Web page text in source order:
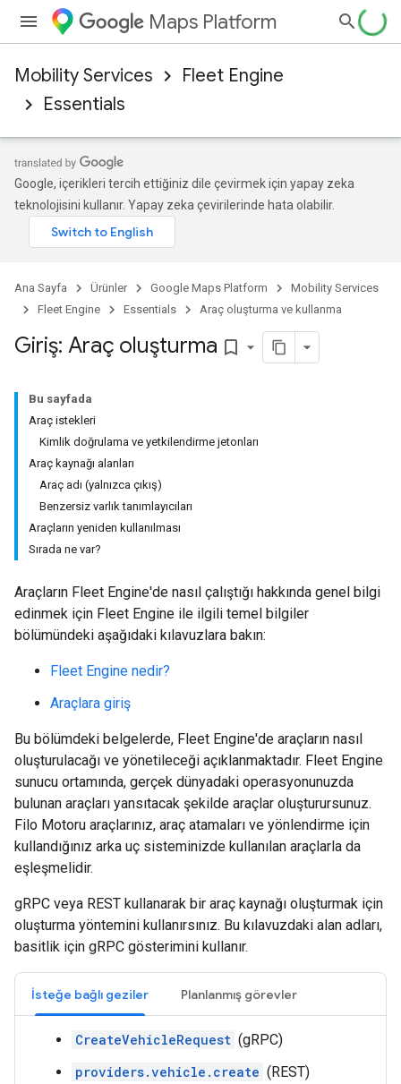
Maps Platform
Mobility Services
Fleet Engine
Essentials
Google, içerikleri tercih ettiğiniz dile çevirmek için yapay zeka
teknolojisini kullanır. Yapay zeka çevirilerinde hata olabilir.
Ana Sayfa Ürünler Google Maps Platform
Mobility Services
Fleet Engine
Essentials Araç oluşturma ve kullanma
Giriş: Araç oluşturma bookmark_border
Bu sayfada
Araç istekleri
Kimlik doğrulama ve yetkilendirme jetonları
Araç kaynağı alanları
Araç adı (yalnızca çıkış)
Benzersiz varlık tanımlayıcıları
Araçların yeniden kullanılması
Sırada ne var?
Araçların Fleet Engine'de nasıl çalıştığı hakkında genel bilgi
edinmek için Fleet Engine ile ilgili temel bilgiler
bölümündeki aşağıdaki kılavuzlara bakın:
Fleet Engine nedir?
Araçlara giriş
Bu bölümdeki belgelerde, Fleet Engine'de araçların nasıl
oluşturulacağı ve yönetileceği açıklanmaktadır. Fleet Engine
sunucu ortamında, gerçek dünyadaki operasyonunuzda
bulunan araçları yansıtacak şekilde araçlar oluşturursunuz.
Filo Motoru araçlarınız, araç atamaları ve yönlendirme için
kullandığınız arka uç sisteminizde kullanılan araçlarla da
eşleşmelidir.
gRPC veya REST kullanarak bir araç kaynağı oluşturmak için
oluşturma yöntemini kullanırsınız. Bu kılavuzdaki alan adları,
basitlik için gRPC gösterimini kullanır.
İsteğe bağlı geziler Planlanmış görevler
CreateVehicleRequest (gRPC)
providers.vehicle.create (REST)